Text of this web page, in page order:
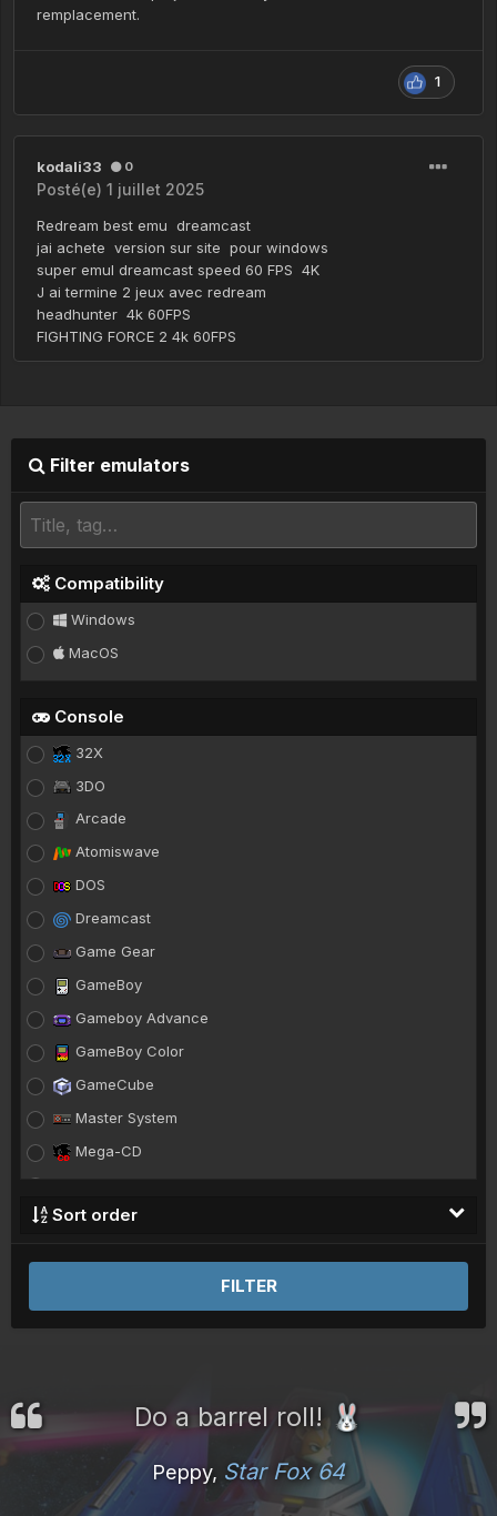
remplacement.
1
kodali33 0
Posté(e) 1 juillet 2025
Redream best emu dreamcast
jai achete version sur site pour windows
super emul dreamcast speed 60 FPS 4K
J ai termine 2 jeux avec redream
headhunter 4k 60FPS
FIGHTING FORCE 2 4k 60FPS
Filter emulators
Compatibility
Windows
MacOS
Console
32X
3DO
Arcade
Atomiswave
DOS
Dreamcast
Game Gear
GameBoy
Gameboy Advance
GameBoy Color
GameCube
Master System
Mega-CD
Model 2
Nintendo DS
PC Engine
PC Engine CD
Sort order
FILTER
Do a barrel roll! 🐰
Peppy, Star Fox 64